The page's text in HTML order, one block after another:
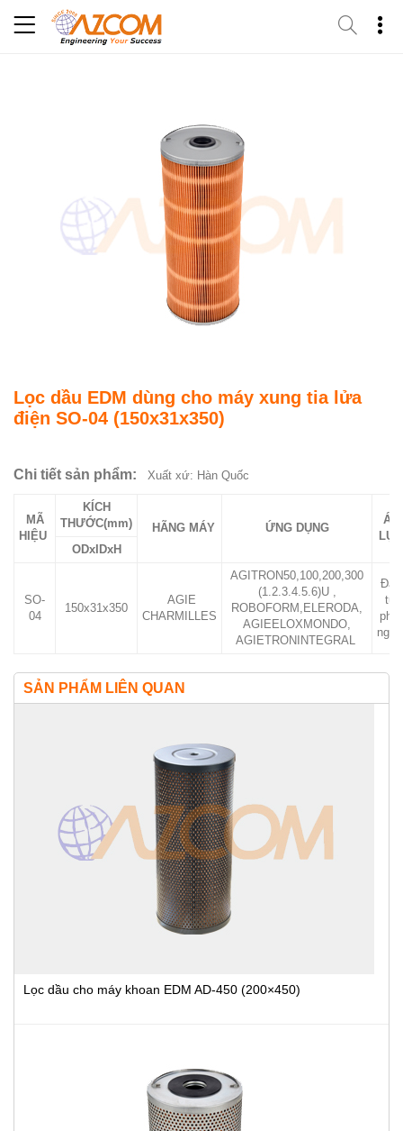
Lọc dầu EDM dùng cho máy xung tia lửa
điện SO-04 (150x31x350)
Chi tiết sản phẩm: Xuất xứ: Hàn Quốc
MÃ
HIỆU
KÍCH
THƯỚC(mm)
HÃNG MÁY ỨNG DỤNG
ÁP
LỰC
ODxIDxH
SO-
04
150x31x350
AGIE
CHARMILLES
AGITRON50,100,200,300
(1.2.3.4.5.6)U ,
ROBOFORM,ELERODA,
AGIEELOXMONDO,
AGIETRONINTEGRAL
Đẩy
từ
phía
SẢN PHẨM LIÊN QUAN
Lọc dầu cho máy khoan EDM AD-450 (200×450)